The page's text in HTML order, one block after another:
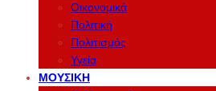
Οικονομικά
Πολιτική
Πολιτισμός
Υγεία
ΜΟΥΣΙΚΉ